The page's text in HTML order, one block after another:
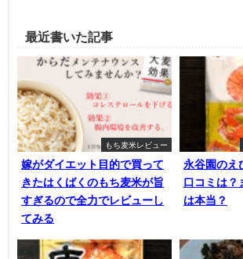
最近書いた記事
もち麦米レビュー
嫁がダイエット目的で買って
きたはくばくのもち麦米が旨
すぎるので全力でレビューし
てみる
永谷園のえ
口コミは？
は本当？